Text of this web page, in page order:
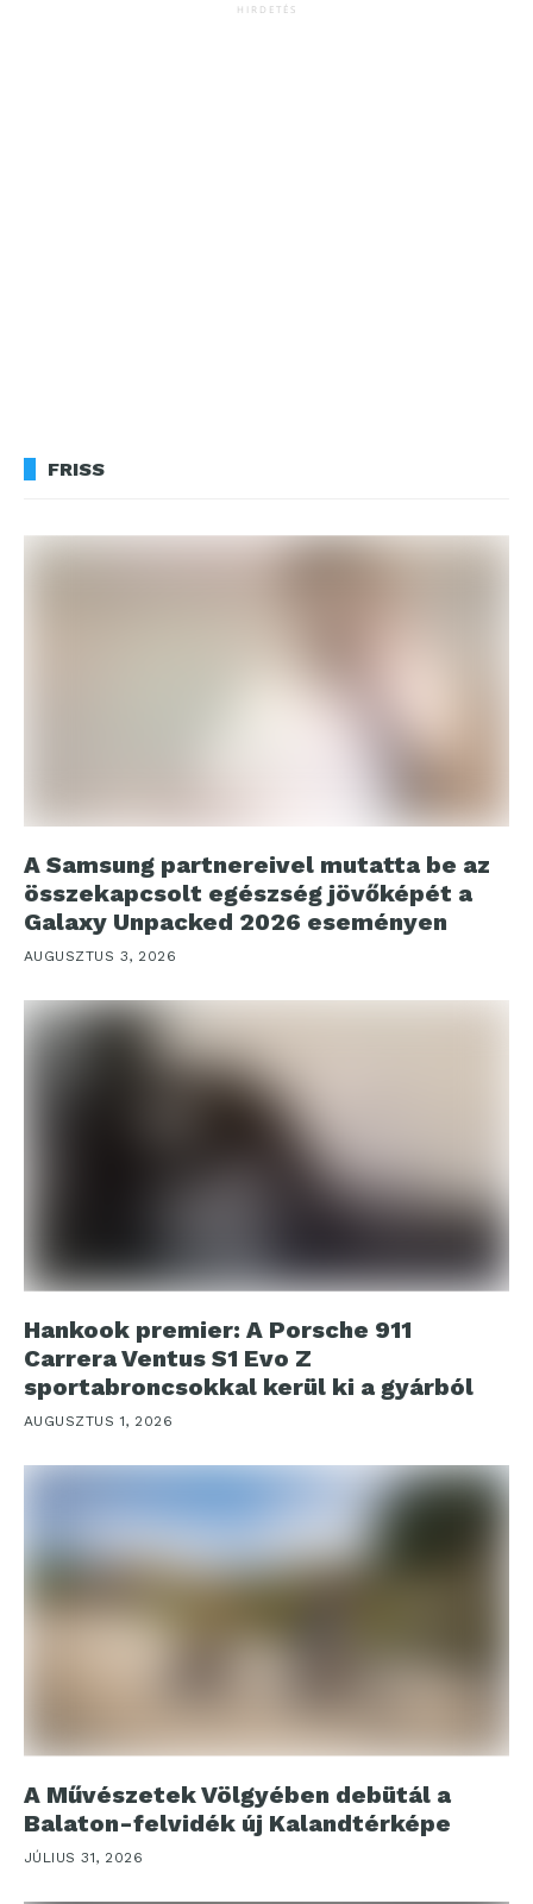
HIRDETÉS
FRISS
A Samsung partnereivel mutatta be az
összekapcsolt egészség jövőképét a
Galaxy Unpacked 2026 eseményen
AUGUSZTUS 3, 2026
Hankook premier: A Porsche 911
Carrera Ventus S1 Evo Z
sportabroncsokkal kerül ki a gyárból
AUGUSZTUS 1, 2026
A Művészetek Völgyében debütál a
Balaton-felvidék új Kalandtérképe
JÚLIUS 31, 2026